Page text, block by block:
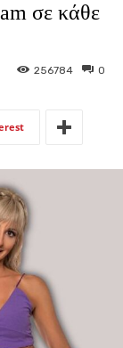
σε κάθε
0
256784